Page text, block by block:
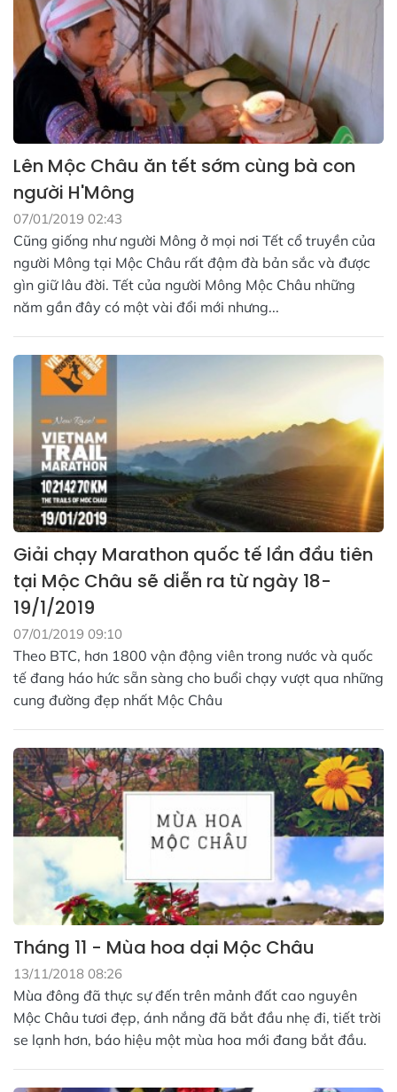
Lên Mộc Châu ăn tết sớm cùng bà con
người H'Mông
07/01/2019 02:43
Cũng giống như người Mông ở mọi nơi Tết cổ truyền của
người Mông tại Mộc Châu rất đậm đà bản sắc và được
gìn giữ lâu đời. Tết của người Mông Mộc Châu những
năm gần đây có một vài đổi mới nhưng...
Giải chạy Marathon quốc tế lần đầu tiên
tại Mộc Châu sẽ diễn ra từ ngày 18-
19/1/2019
07/01/2019 09:10
Theo BTC, hơn 1800 vận động viên trong nước và quốc
tế đang háo hức sẵn sàng cho buổi chạy vượt qua những
cung đường đẹp nhất Mộc Châu
Tháng 11 - Mùa hoa dại Mộc Châu
13/11/2018 08:26
Mùa đông đã thực sự đến trên mảnh đất cao nguyên
Mộc Châu tươi đẹp, ánh nắng đã bắt đầu nhẹ đi, tiết trời
se lạnh hơn, báo hiệu một mùa hoa mới đang bắt đầu.